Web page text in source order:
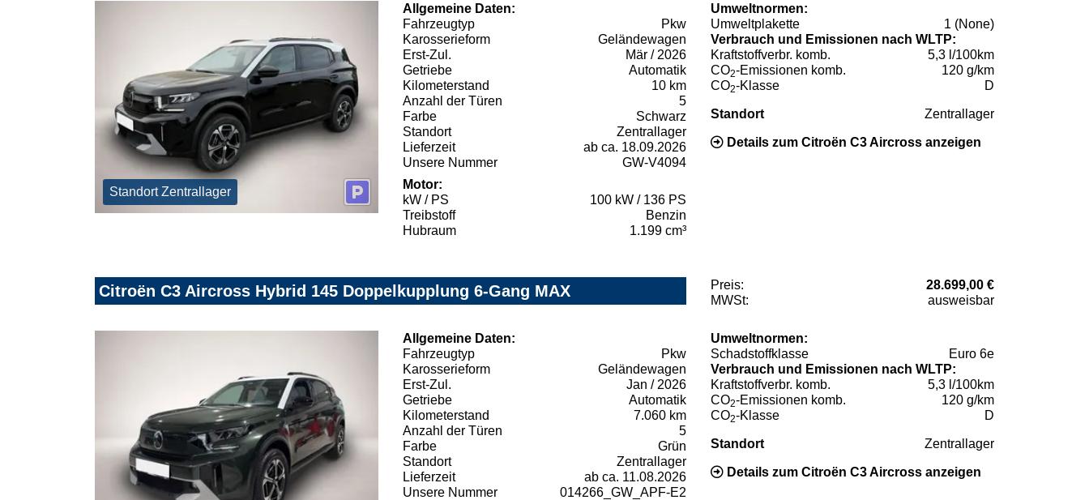
Standort Zentrallager
Allgemeine Daten:
Fahrzeugtyp
Pkw
Karosserieform
Geländewagen
Erst-Zul.
Mär / 2026
Getriebe
Automatik
Kilometerstand
10 km
Anzahl der Türen
5
Farbe
Schwarz
Standort
Zentrallager
Lieferzeit
ab ca. 18.09.2026
Unsere Nummer
GW-V4094
Motor:
kW / PS
100 kW / 136 PS
Treibstoff
Benzin
Hubraum
1.199 cm³
Umweltnormen:
Umweltplakette
1 (None)
Verbrauch und Emissionen nach WLTP:
Kraftstoffverbr. komb.
5,3 l/100km
CO2-Emissionen komb.
120 g/km
CO2-Klasse D
Standort Zentrallager
Details zum Citroën C3 Aircross anzeigen
Citroën C3 Aircross Hybrid 145 Doppelkupplung 6-Gang MAX Preis:
28.699,00 €
MWSt:
ausweisbar
Allgemeine Daten:
Fahrzeugtyp
Pkw
Karosserieform
Geländewagen
Erst-Zul.
Jan / 2026
Getriebe
Automatik
Kilometerstand
7.060 km
Anzahl der Türen
5
Farbe
Grün
Standort
Zentrallager
Lieferzeit
ab ca. 11.08.2026
Unsere Nummer
014266_GW_APF-E2
Umweltnormen:
Schadstoffklasse
Euro 6e
Verbrauch und Emissionen nach WLTP:
Kraftstoffverbr. komb.
5,3 l/100km
CO2-Emissionen komb.
120 g/km
CO2-Klasse D
Standort Zentrallager
Details zum Citroën C3 Aircross anzeigen